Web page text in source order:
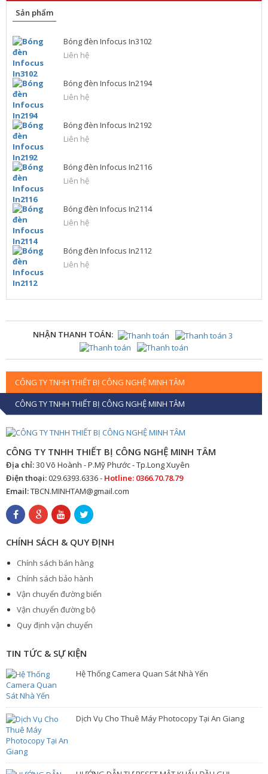
Sản phẩm
Bóng đèn Infocus In3102
Liên hệ
Bóng đèn Infocus In2194
Liên hệ
Bóng đèn Infocus In2192
Liên hệ
Bóng đèn Infocus In2116
Liên hệ
Bóng đèn Infocus In2114
Liên hệ
Bóng đèn Infocus In2112
Liên hệ
NHẬN THANH TOÁN:
CÔNG TY TNHH THIẾT BỊ CÔNG NGHỆ MINH TÂM
CÔNG TY TNHH THIẾT BỊ CÔNG NGHỆ MINH TÂM
CÔNG TY TNHH THIẾT BỊ CÔNG NGHỆ MINH TÂM
Địa chỉ:30 Võ Hoành - P.Mỹ Phước - Tp.Long Xuyên
Điện thoại:029.6393.6336 - Hotline: 0366.70.78.79
Email:TBCN.MINHTAM@gmail.com
CHÍNH SÁCH & QUY ĐỊNH
Chính sách bán hàng
Chính sách bảo hành
Vận chuyển đường biển
Vận chuyển đường bộ
Quy định vận chuyển
TIN TỨC & SỰ KIỆN
Hệ Thống Camera Quan Sát Nhà Yến
Dịch Vụ Cho Thuê Máy Photocopy Tại An Giang